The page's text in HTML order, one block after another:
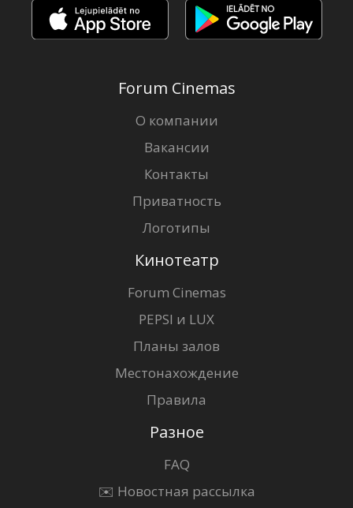
Forum Cinemas
О компании
Вакансии
Контакты
Приватность
Логотипы
Кинотеатр
Forum Cinemas
PEPSI и LUX
Планы залов
Местонахождение
Правила
Разное
FAQ
✉️ Новостная рассылка